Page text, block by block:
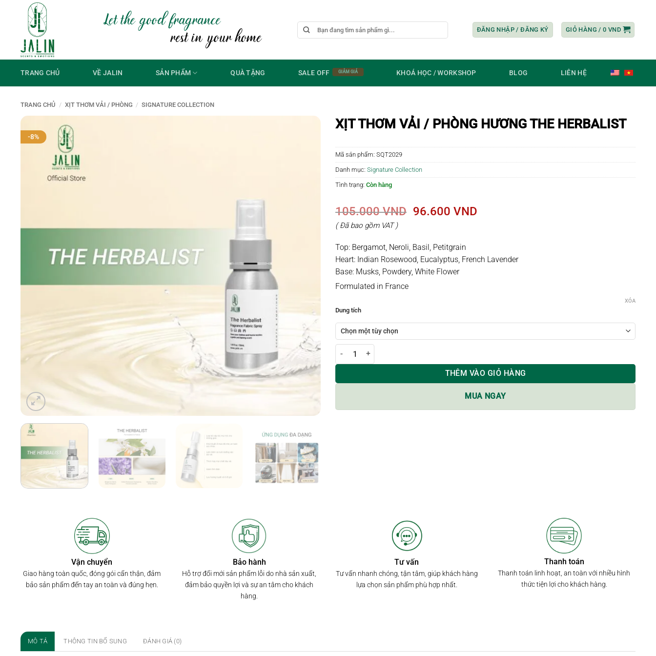
Let the good fragrance
rest in your home
Tìm
kiếm:
ĐĂNG NHẬP / ĐĂNG KÝ GIỎ HÀNG /0 VND
TRANG CHỦ VỀ JALIN SẢN PHẨM QUÀ TẶNG SALE OFF KHOÁ HỌC / WORKSHOP BLOG LIÊN HỆ
TRANG CHỦ / XỊT THƠM VẢI / PHÒNG / SIGNATURE COLLECTION
-8%
XỊT THƠM VẢI / PHÒNG HƯƠNG THE HERBALIST
Mã sản phẩm: SQT2029
Danh mục: Signature Collection
Tình trạng: Còn hàng
105.000VND Giá
105.000 VND.
96.600VND
96.600 VND.
( Đã bao gồm VAT )
Top: Bergamot, Neroli, Basil, Petitgrain
Heart: Indian Rosewood, Eucalyptus, French Lavender
Base: Musks, Powdery, White Flower
Formulated in France
Dung tích
XÓA
Xịt thơm vải / phòng hương THE HERBALIST số lượng
THÊM VÀO GIỎ HÀNG
MUA NGAY
Vận chuyển
Giao hàng toàn quốc, đóng gói cẩn thận, đảm
bảo sản phẩm đến tay an toàn và đúng hẹn.
Bảo hành
Hỗ trợ đổi mới sản phẩm lỗi do nhà sản xuất,
đảm bảo quyền lợi và sự an tâm cho khách
hàng.
Tư vấn
Tư vấn nhanh chóng, tận tâm, giúp khách hàng
lựa chọn sản phẩm phù hợp nhất.
Thanh toán
Thanh toán linh hoạt, an toàn với nhiều hình
thức tiện lợi cho khách hàng.
MÔ TẢ THÔNG TIN BỔ SUNG ĐÁNH GIÁ (0)